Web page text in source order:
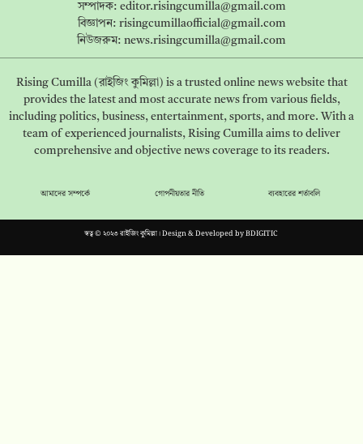
সম্পাদক: editor.risingcumilla@gmail.com
বিজ্ঞাপন: risingcumillaofficial@gmail.com
নিউজরুম: news.risingcumilla@gmail.com
Rising Cumilla (রাইজিং কুমিল্লা) is a trusted online news website that
provides the latest and most accurate news from various fields,
including politics, business, entertainment, sports, and more. With a
team of experienced journalists, Rising Cumilla aims to deliver
comprehensive and objective news coverage to its readers.
আমাদের সম্পর্কে গোপনীয়তার নীতি ব্যবহারের শর্তাবলি
স্বত্ব © ২০২৩ রাইজিং কুমিল্লা। Design & Developed byBDIGITIC